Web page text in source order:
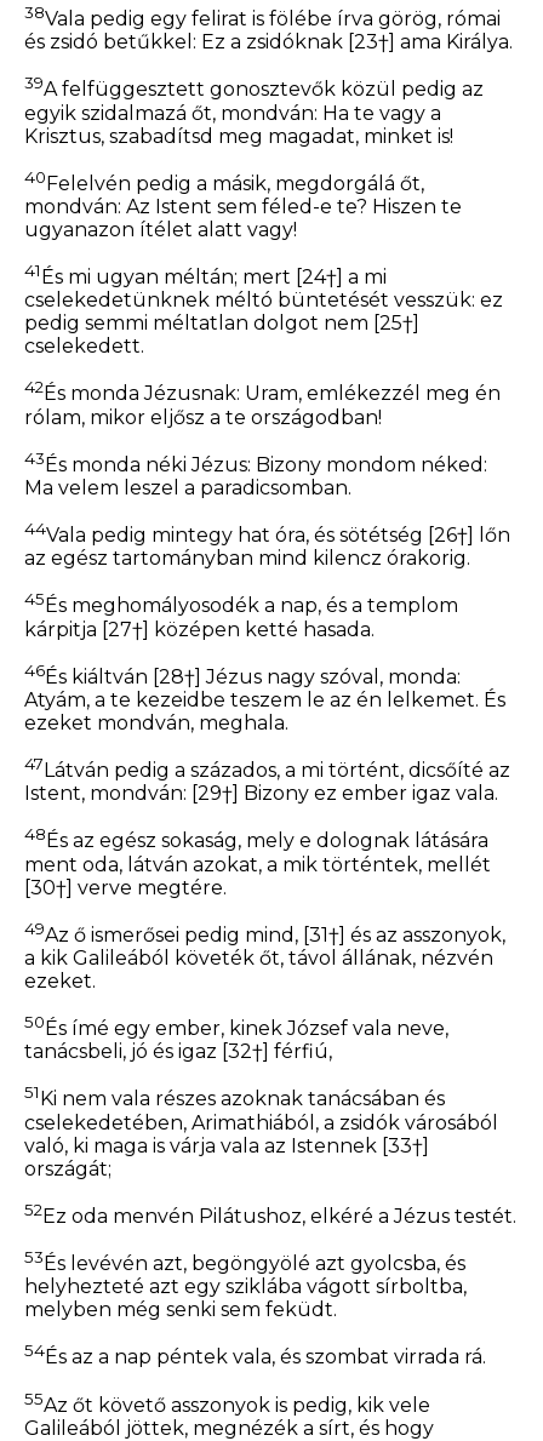
38Vala pedig egy felirat is fölébe írva görög, római
és zsidó betűkkel: Ez a zsidóknak [23†] ama Királya.
39A felfüggesztett gonosztevők közül pedig az
egyik szidalmazá őt, mondván: Ha te vagy a
Krisztus, szabadítsd meg magadat, minket is!
40Felelvén pedig a másik, megdorgálá őt,
mondván: Az Istent sem féled-e te? Hiszen te
ugyanazon ítélet alatt vagy!
41 És mi ugyan méltán; mert [24†] a mi
cselekedetünknek méltó büntetését vesszük: ez
pedig semmi méltatlan dolgot nem [25†]
cselekedett.
42És monda Jézusnak: Uram, emlékezzél meg én
rólam, mikor eljősz a te országodban!
43És monda néki Jézus: Bizony mondom néked:
Ma velem leszel a paradicsomban.
44Vala pedig mintegy hat óra, és sötétség [26†]
lőn
az egész tartományban mind kilencz órakorig.
45 És meghomályosodék a nap, és a templom
kárpitja [27†] középen ketté hasada.
46És kiáltván [28†] Jézus nagy szóval, monda:
Atyám, a te kezeidbe teszem le az én lelkemet. És
ezeket mondván, meghala.
47 Látván pedig a százados, a mi történt, dicsőíté az
Istent, mondván: [29†] Bizony ez ember igaz vala.
48 És az egész sokaság, mely e dolognak látására
ment oda, látván azokat, a mik történtek, mellét
[30†] verve megtére.
49Az ő ismerősei pedig mind, [31†] és az asszonyok,
a kik Galileából követék őt, távol állának, nézvén
ezeket.
50 És ímé egy ember, kinek József vala neve,
tanácsbeli, jó és igaz [32†] férfiú,
51 Ki nem vala részes azoknak tanácsában és
cselekedetében, Arimathiából, a zsidók városából
való, ki maga is várja vala az Istennek [33†]
országát;
52Ez oda menvén Pilátushoz, elkéré a Jézus testét.
53 És levévén azt, begöngyölé azt gyolcsba, és
helyhezteté azt egy sziklába vágott sírboltba,
melyben még senki sem feküdt.
54És az a nap péntek vala, és szombat virrada rá.
55Az őt követő asszonyok is pedig, kik vele
Galileából jöttek, megnézék a sírt, és hogy